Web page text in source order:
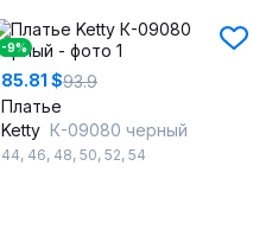
-9%
85.81 $93.9
Платье
Ketty К-09080 черный
44, 46, 48, 50, 52, 54